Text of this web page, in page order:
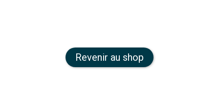
Revenir au shop